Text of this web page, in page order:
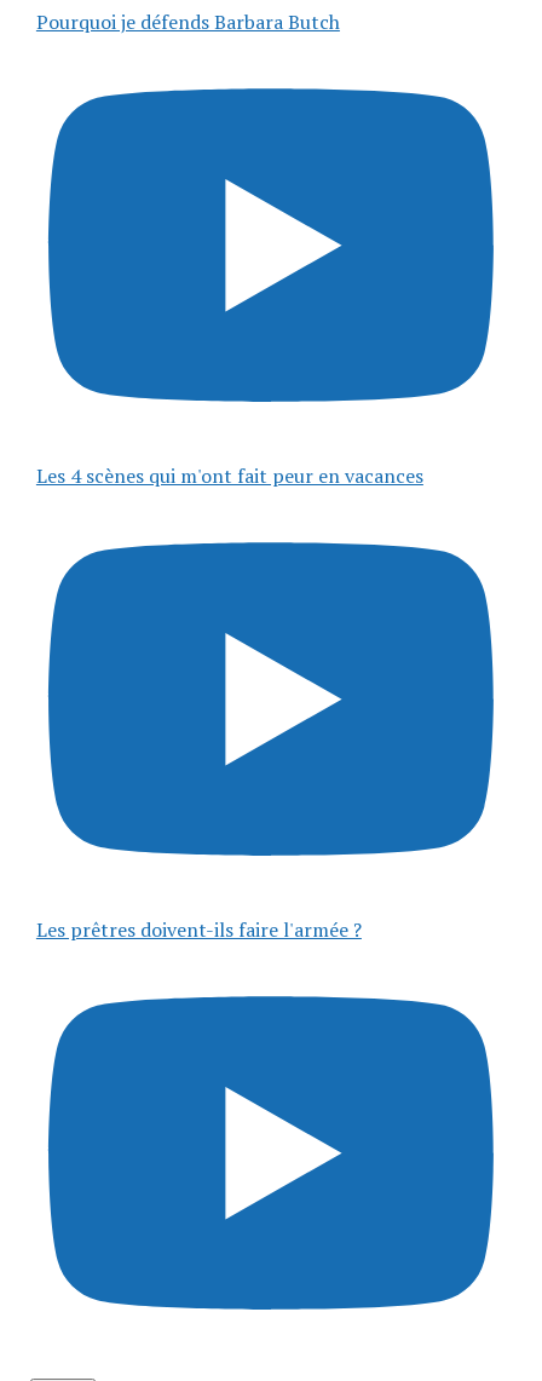
Pourquoi je défends Barbara Butch
Les 4 scènes qui m'ont fait peur en vacances
Les prêtres doivent-ils faire l'armée ?